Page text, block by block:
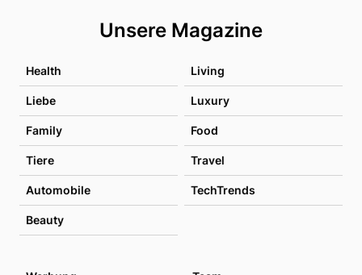
Unsere Magazine
Health Living
Liebe Luxury
Family Food
Tiere Travel
Automobile TechTrends
Beauty